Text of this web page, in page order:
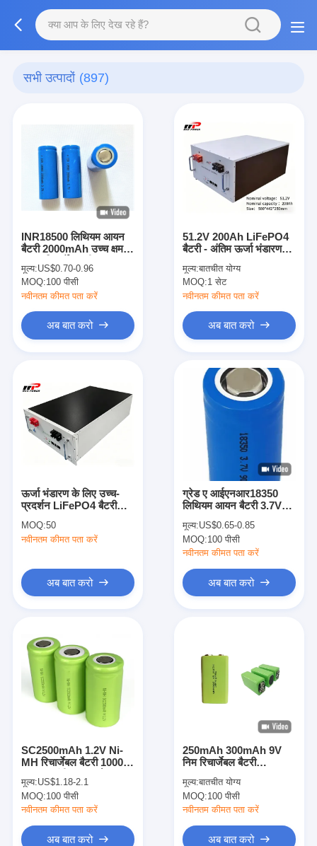
सभी उत्पादों (897)
INR18500 लिथियम आयन
बैटरी 2000mAh उच्च क्षमता
बैटरी
मूल्य:US$0.70-0.96
MOQ:100 पीसी
नवीनतम कीमत पता करें
अब बात करो
51.2V 200Ah LiFePO4
बैटरी - अंतिम ऊर्जा भंडारण
मूल्य:बातचीत योग्य
MOQ:1 सेट
नवीनतम कीमत पता करें
अब बात करो
ऊर्जा भंडारण के लिए उच्च-
प्रदर्शन LiFePO4 बैटरी
MOQ:50
नवीनतम कीमत पता करें
अब बात करो
ग्रेड ए आईएनआर18350
लिथियम आयन बैटरी 3.7V
रिचार्जेबल बैटरी
मूल्य:US$0.65-0.85
MOQ:100 पीसी
नवीनतम कीमत पता करें
अब बात करो
SC2500mAh 1.2V Ni-
MH रिचार्जेबल बैटरी 1000
क्षमता के साथ
मूल्य:US$1.18-2.1
MOQ:100 पीसी
नवीनतम कीमत पता करें
अब बात करो
250mAh 300mAh 9V
निम रिचार्जेबल बैटरी
मूल्य:बातचीत योग्य
MOQ:100 पीसी
नवीनतम कीमत पता करें
अब बात करो